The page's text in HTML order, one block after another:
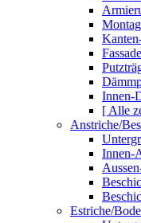
Innen-
[ Alle
Anstriche/
Innen-
Estriche/